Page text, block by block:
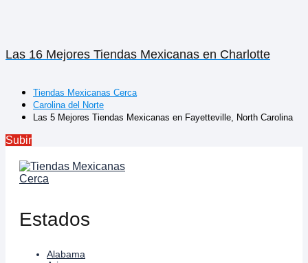
Las 16 Mejores Tiendas Mexicanas en Charlotte
Tiendas Mexicanas Cerca
Carolina del Norte
Las 5 Mejores Tiendas Mexicanas en Fayetteville, North Carolina
Subir
Estados
Alabama